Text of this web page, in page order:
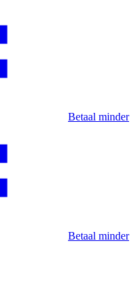
Betaal minder
Betaal minder